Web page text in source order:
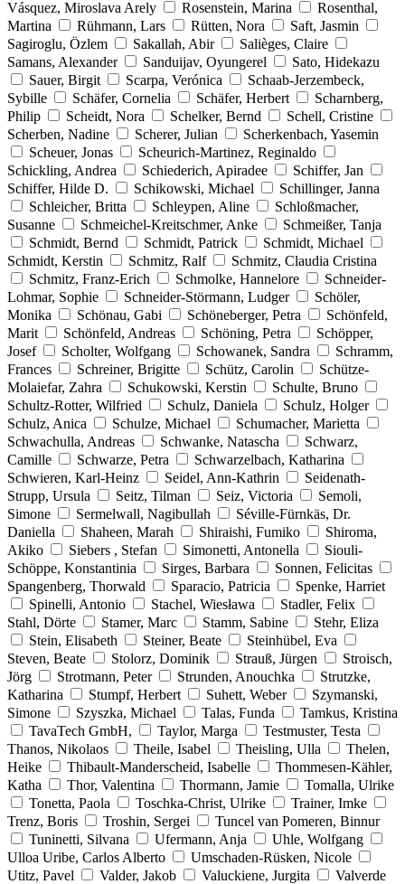
Vásquez, Miroslava Arely
Rosenstein, Marina
Rosenthal,
Martina
Rühmann, Lars Rütten, Nora
Saft, Jasmin
Sagiroglu, Özlem
Sakallah, Abir
Salièges, Claire
Samans, Alexander
Sanduijav, Oyungerel
Sato, Hidekazu
Sauer, Birgit
Scarpa, Verónica
Schaab-Jerzembeck,
Sybille
Schäfer, Cornelia Schäfer, Herbert
Scharnberg,
Philip
Scheidt, Nora Schelker, Bernd
Schell, Cristine
Scherben, Nadine
Scherer, Julian
Scherkenbach, Yasemin
Scheuer, Jonas
Scheurich-Martinez, Reginaldo
Schickling, Andrea
Schiederich, Apiradee
Schiffer, Jan
Schiffer, Hilde D.
Schikowski, Michael
Schillinger, Janna
Schleicher, Britta
Schleypen, Aline
Schloßmacher,
Susanne
Schmeichel-Kreitschmer, Anke
Schmeißer, Tanja
Schmidt, Bernd
Schmidt, Patrick
Schmidt, Michael
Schmidt, Kerstin
Schmitz, Ralf
Schmitz, Claudia Cristina
Schmitz, Franz-Erich
Schmolke, Hannelore
Schneider-
Lohmar, Sophie
Schneider-Störmann, Ludger
Schöler,
Monika
Schönau, Gabi Schöneberger, Petra
Schönfeld,
Marit
Schönfeld, Andreas Schöning, Petra
Schöpper,
Josef
Scholter, Wolfgang Schowanek, Sandra
Schramm,
Frances
Schreiner, Brigitte Schütz, Carolin
Schütze-
Molaiefar, Zahra
Schukowski, Kerstin
Schulte, Bruno
Schultz-Rotter, Wilfried
Schulz, Daniela
Schulz, Holger
Schulz, Anica
Schulze, Michael
Schumacher, Marietta
Schwachulla, Andreas
Schwanke, Natascha
Schwarz,
Camille
Schwarze, Petra
Schwarzelbach, Katharina
Schwieren, Karl-Heinz
Seidel, Ann-Kathrin
Seidenath-
Strupp, Ursula
Seitz, Tilman Seiz, Victoria
Semoli,
Simone
Sermelwall, Nagibullah
Séville-Fürnkäs, Dr.
Daniella
Shaheen, Marah Shiraishi, Fumiko
Shiroma,
Akiko
Siebers , Stefan Simonetti, Antonella
Siouli-
Schöppe, Konstantinia
Sirges, Barbara
Sonnen, Felicitas
Spangenberg, Thorwald
Sparacio, Patricia
Spenke, Harriet
Spinelli, Antonio
Stachel, Wiesława
Stadler, Felix
Stahl, Dörte
Stamer, Marc Stamm, Sabine
Stehr, Eliza
Stein, Elisabeth
Steiner, Beate
Steinhübel, Eva
Steven, Beate
Stolorz, Dominik Strauß, Jürgen
Stroisch,
Jörg
Strotmann, Peter Strunden, Anouchka
Strutzke,
Katharina
Stumpf, Herbert Suhett, Weber
Szymanski,
Simone
Szyszka, Michael Talas, Funda
Tamkus, Kristina
TavaTech GmbH,
Taylor, Marga
Testmuster, Testa
Thanos, Nikolaos
Theile, Isabel Theisling, Ulla
Thelen,
Heike
Thibault-Manderscheid, Isabelle
Thommesen-Kähler,
Katha
Thor, Valentina Thormann, Jamie
Tomalla, Ulrike
Tonetta, Paola
Toschka-Christ, Ulrike
Trainer, Imke
Trenz, Boris
Troshin, Sergei
Tuncel van Pomeren, Binnur
Tuninetti, Silvana
Ufermann, Anja
Uhle, Wolfgang
Ulloa Uribe, Carlos Alberto
Umschaden-Rüsken, Nicole
Utitz, Pavel
Valder, Jakob Valuckiene, Jurgita
Valverde